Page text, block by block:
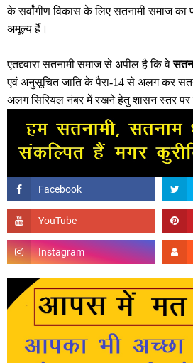
के सर्वांगीण विकास के लिए सतनामी समाज का
अमूल्य हैं।
एतद्द्वारा सतनामी समाज से अपील है कि वे
एवं अनुसूचित जाति के पैरा-14 से अलग कर
अलग सिरियल नंबर में रखने हेतु शासन स्तर पर